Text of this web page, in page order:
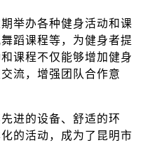
举办各种健身活动和课
蹈课程等，为健身者提
课程不仅能够增加健身
流，增强团队合作意
进的设备、舒适的环
的活动，成为了昆明市